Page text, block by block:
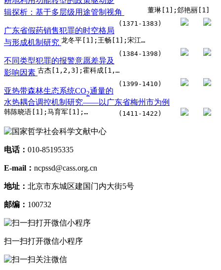
辑探析：基于多层级用途管制视角
董琳[1];郐艳丽[1]
(1371-1383)
广东省假药销售犯罪的时空格局
与形成机制研究
龙冬平[1];王畅[1];宋江宇[2]
(1384-1398)
不同类型犯罪的报警意愿差异及
影响因素
古杰[1,2,3];霍科成[1,2,3];陈潇[1,2,3]
(1399-1410)
亚热带森林生态系统CO2通量的
水热耦合调控机制研究——以广东省梅州市为例
韩陈晓语[1];马育军[1];姜传礼[1];陈婉婷[1];林贻偕[1];江晓鹏[2];郑政伟[3];温茹淑[4] (1411-1422)
电话： 010-85195335
E-mail： ncpssd@cass.org.cn
地址： 北京市东城区建国门内大街5号
邮编： 100732
扫一扫打开微信小程序